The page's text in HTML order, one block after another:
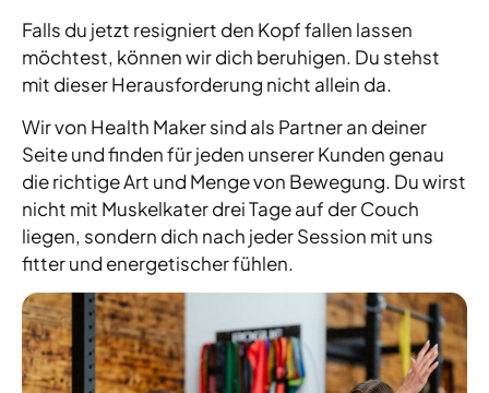
Falls du jetzt resigniert den Kopf fallen lassen
möchtest, können wir dich beruhigen. Du stehst
mit dieser Herausforderung nicht allein da.
Wir von Health Maker sind als Partner an deiner
Seite und finden für jeden unserer Kunden genau
die richtige Art und Menge von Bewegung. Du wirst
nicht mit Muskelkater drei Tage auf der Couch
liegen, sondern dich nach jeder Session mit uns
fitter und energetischer fühlen.